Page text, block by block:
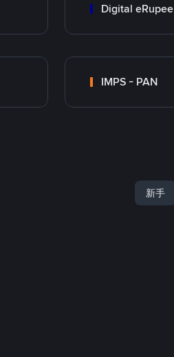
Digital eRupee
IMPS - PAN
新手